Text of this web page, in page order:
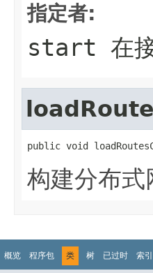
指定者:
start 在
public void
构建分布式
概览 程序包 类 树 已过时 索引